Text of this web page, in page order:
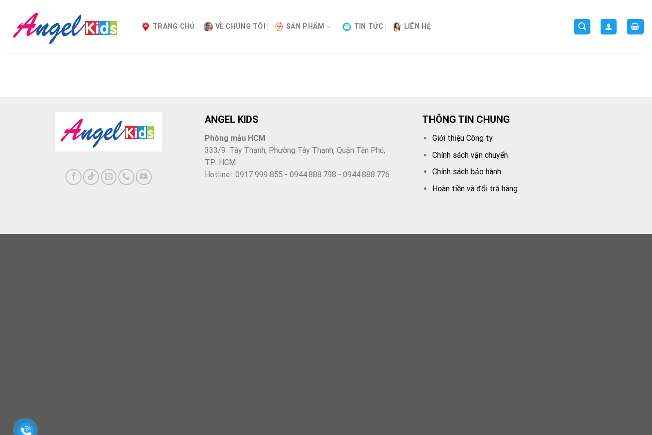
content
TRANG CHỦ VỀ CHÚNG TÔI SẢN PHẨM TIN TỨC LIÊN HỆ
ANGEL KIDS
Phòng mẫu HCM
333/9 Tây Thạnh, Phường Tây Thạnh, Quận Tân Phú,
TP .HCM
Hotline : 0917 999 855 - 0944.888.798 - 0944.888.776
THÔNG TIN CHUNG
Giới thiệu Công ty
Chính sách vận chuyển
Chính sách bảo hành
Hoàn tiền và đổi trả hàng